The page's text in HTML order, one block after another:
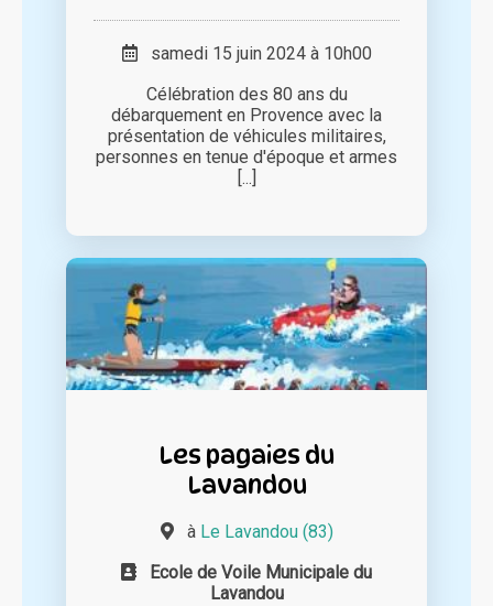
samedi 15 juin 2024 à 10h00
Célébration des 80 ans du
débarquement en Provence avec la
présentation de véhicules militaires,
personnes en tenue d'époque et armes
[...]
Les pagaies du
Lavandou
à Le Lavandou (83)
Ecole de Voile Municipale du
Lavandou